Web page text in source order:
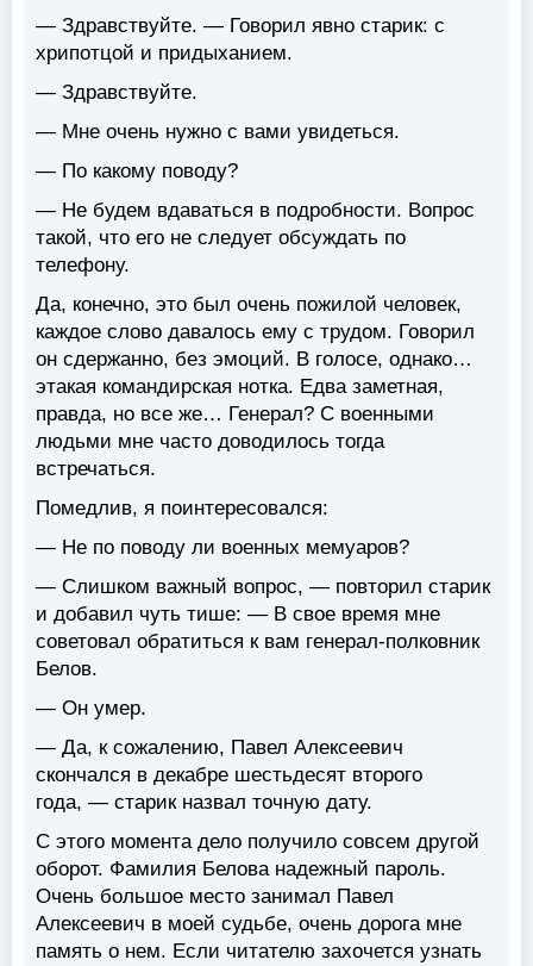
— Здравствуйте. — Говорил явно старик: с
хрипотцой и придыханием.
— Здравствуйте.
— Мне очень нужно с вами увидеться.
— По какому поводу?
— Не будем вдаваться в подробности. Вопрос
такой, что его не следует обсуждать по
телефону.
Да, конечно, это был очень пожилой человек,
каждое слово давалось ему с трудом. Говорил
он сдержанно, без эмоций. В голосе, однако…
этакая командирская нотка. Едва заметная,
правда, но все же… Генерал? С военными
людьми мне часто доводилось тогда
встречаться.
Помедлив, я поинтересовался:
— Не по поводу ли военных мемуаров?
— Слишком важный вопрос, — повторил старик
и добавил чуть тише: — В свое время мне
советовал обратиться к вам генерал-полковник
Белов.
— Он умер.
— Да, к сожалению, Павел Алексеевич
скончался в декабре шестьдесят второго
года, — старик назвал точную дату.
С этого момента дело получило совсем другой
оборот. Фамилия Белова надежный пароль.
Очень большое место занимал Павел
Алексеевич в моей судьбе, очень дорога мне
память о нем. Если читателю захочется узнать